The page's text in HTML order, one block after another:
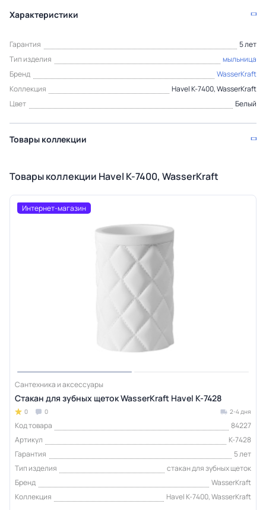
Характеристики
Гарантия
5 лет
Тип изделия
мыльница
Бренд
WasserKraft
Коллекция
Havel K-7400, WasserKraft
Цвет
Белый
Товары коллекции
Товары коллекции Havel K-7400, WasserKraft
Интернет-магазин
Сантехника и аксессуары
Стакан для зубных щеток WasserKraft Havel K-7428
0 0 2-4 дня
Код товара
84227
Артикул
K-7428
Гарантия
5 лет
Тип изделия
стакан для зубных щеток
Бренд
WasserKraft
Коллекция
Havel K-7400, WasserKraft